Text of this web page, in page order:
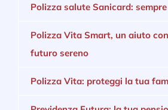
Polizza salute Sanicard:
Polizza Vita Smart, un aiuto
futuro sereno
Polizza Vita: proteggi la tua